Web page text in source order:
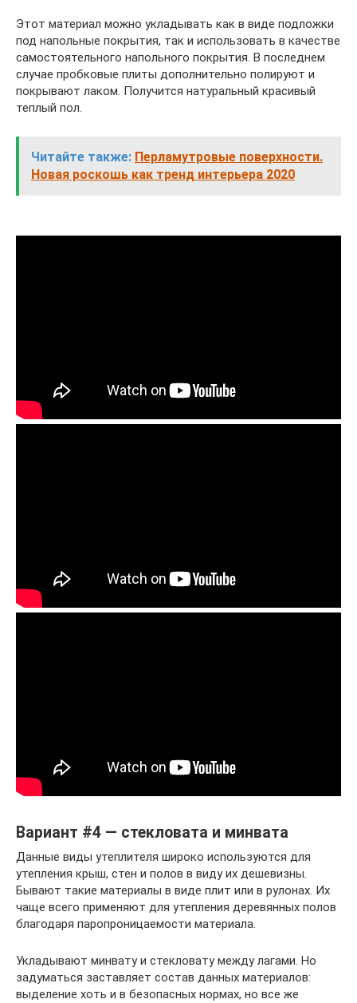
Этот материал можно укладывать как в виде подложки
под напольные покрытия, так и использовать в качестве
самостоятельного напольного покрытия. В последнем
случае пробковые плиты дополнительно полируют и
покрывают лаком. Получится натуральный красивый
теплый пол.
Читайте также: Перламутровые поверхности.
Новая роскошь как тренд интерьера 2020
Вариант #4 — стекловата и минвата
Данные виды утеплителя широко используются для
утепления крыш, стен и полов в виду их дешевизны.
Бывают такие материалы в виде плит или в рулонах. Их
чаще всего применяют для утепления деревянных полов
благодаря паропроницаемости материала.
Укладывают минвату и стекловату между лагами. Но
задуматься заставляет состав данных материалов:
выделение хоть и в безопасных нормах, но все же